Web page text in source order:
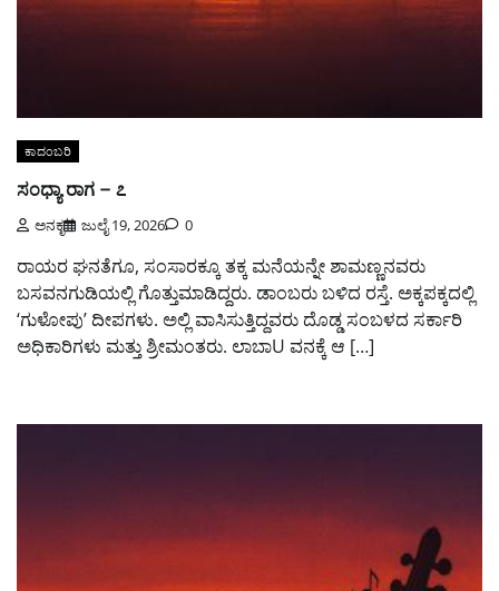
ಕಾದಂಬರಿ
ಸಂಧ್ಯಾ ರಾಗ – ೭
ಅನಕೃ ಜುಲೈ 19, 2026 0
ರಾಯರ ಘನತೆಗೂ, ಸಂಸಾರಕ್ಕೂ ತಕ್ಕ ಮನೆಯನ್ನೇ ಶಾಮಣ್ಣನವರು
ಬಸವನಗುಡಿಯಲ್ಲಿ ಗೊತ್ತುಮಾಡಿದ್ದರು. ಡಾಂಬರು ಬಳಿದ ರಸ್ತೆ. ಅಕ್ಕಪಕ್ಕದಲ್ಲಿ
‘ಗುಳೋಪು’ ದೀಪಗಳು. ಅಲ್ಲಿ ವಾಸಿಸುತ್ತಿದ್ದವರು ದೊಡ್ಡ ಸಂಬಳದ ಸರ್ಕಾರಿ
ಅಧಿಕಾರಿಗಳು ಮತ್ತು ಶ್ರೀಮಂತರು. ಲಾಬಾU ವನಕ್ಕೆ ಆ […]